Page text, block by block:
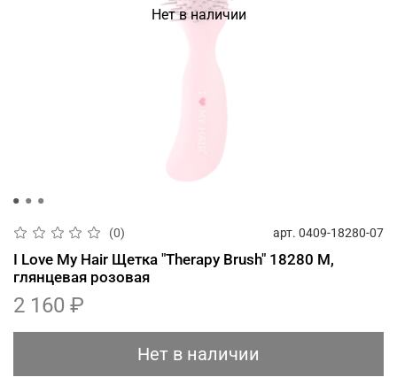
Нет в наличии
(0) арт. 0409-18280-07
I Love My Hair Щетка "Therapy Brush" 18280 M,
глянцевая розовая
2 160 ₽
Нет в наличии